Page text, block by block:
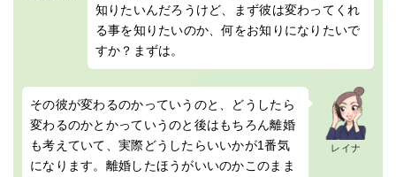
知りたいんだろうけど、まず彼は変わってくれ
る事を知りたいのか、何をお知りになりたいで
すか？まずは。
レイナ
その彼が変わるのかっていうのと、どうしたら
変わるのかとかっていうのと後はもちろん離婚
も考えていて、実際どうしたらいいかが1番気
になります。離婚したほうがいいのかこのまま